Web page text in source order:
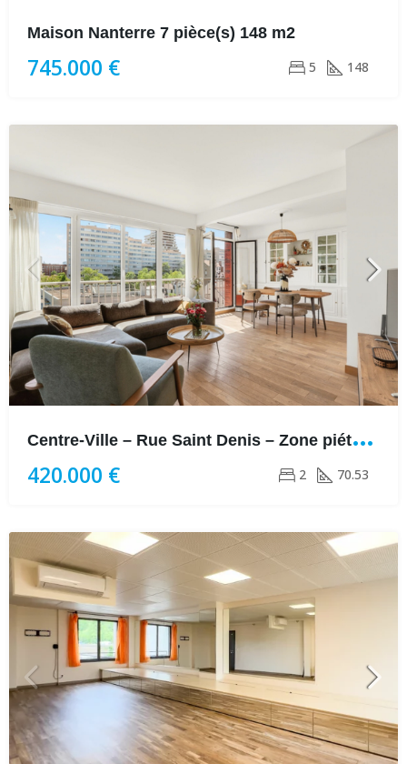
Maison Nanterre 7 pièce(s) 148 m2
745.000 € 5 148
C
entre-Ville – Rue Saint Denis – Zone piétonne
420.000 € 2 70.53